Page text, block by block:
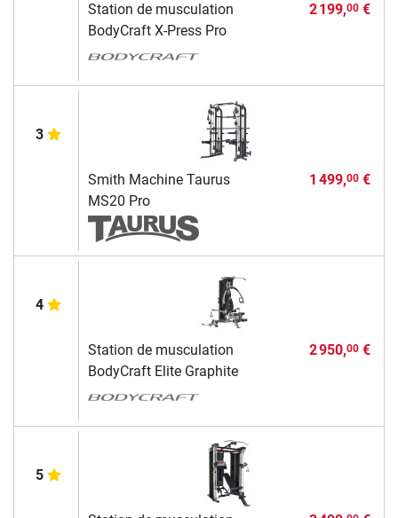
Station de musculation
BodyCraft X-Press Pro
2 199,00€
3
Smith Machine Taurus
MS20 Pro
1 499,00€
4
Station de musculation
BodyCraft Elite Graphite
2 950,00€
5